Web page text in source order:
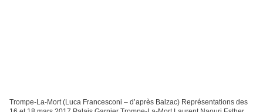
Trompe-La-Mort (Luca Francesconi – d’après Balzac) Représentations des